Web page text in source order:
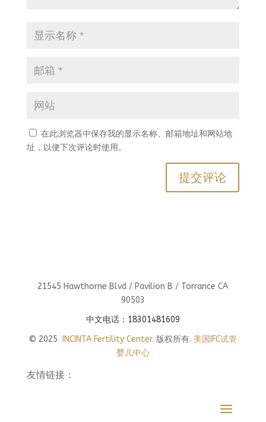
在此浏览器中保存我的显示名称、邮箱地址和网站地
址，以便下次评论时使用。
21545 Hawthorne Blvd / Pavilion B / Torrance CA
90503
中文电话：18301481609
© 2025
INCINTA Fertility Center. 版权所有. 美国IFC试管
婴儿中心
友情链接：